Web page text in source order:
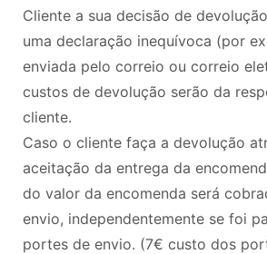
Cliente a sua decisão de
uma declaração inequívoca (por
enviada pelo correio ou correio
custos de devolução serão da
cliente.
Caso o cliente faça a devolução
aceitação da entrega da
do valor da encomenda será
envio, independentemente se foi
portes de envio. (7€ custo dos